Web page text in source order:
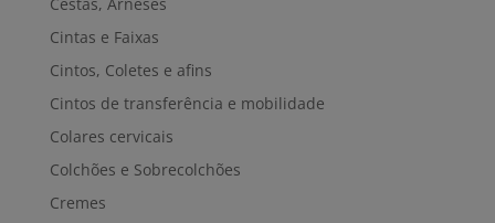
Cintas e Faixas
Cintos, Coletes e afins
Cintos de transferência e mobilidade
Colares cervicais
Colchões e Sobrecolchões
Cremes